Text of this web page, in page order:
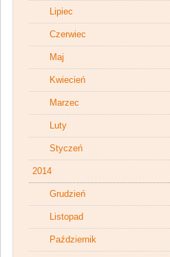
Lipiec
Czerwiec
Maj
Kwiecień
Marzec
Luty
Styczeń
2014
Grudzień
Listopad
Październik